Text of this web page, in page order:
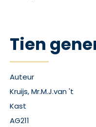
Tien
Auteur
Kruijs, Mr.M.J.van 't
Kast
AG211